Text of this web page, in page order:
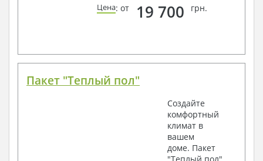
Цена: от 19 700 грн.
Пакет "Теплый пол"
Создайте
комфортный
климат в
вашем
доме. Пакет
"Теплый пол"